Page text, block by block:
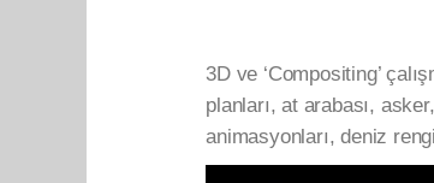
3D ve ‘Compositing’
planları, at arabası,
animasyonları, deniz